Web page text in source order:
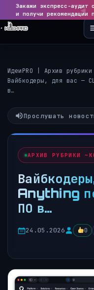
◀
Закажи экспресс-аудит
и получи
ИдеиPRO Архив
Вайбкодеры, для вас —
в…
Прослушать
АРХИВ РУБРИКИ
Anything
ПО в…
24.05.2026 0